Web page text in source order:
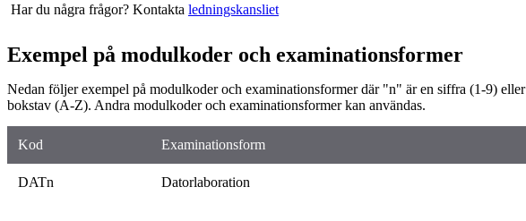
Har du några frågor? Kontakta ledningskansliet
Exempel på modulkoder och examinationsformer
Nedan följer exempel på modulkoder och examinationsformer där "n" är en siffra (1-9) eller
bokstav (A-Z). Andra modulkoder och examinationsformer kan användas.
Kod Examinationsform
DATn
Datorlaboration